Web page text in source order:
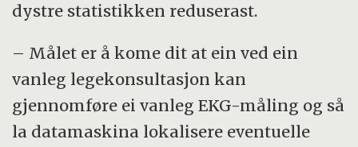
dystre statistikken reduserast.
– Målet er å kome dit at ein ved ein
vanleg legekonsultasjon kan
gjennomføre ei vanleg EKG-måling og så
la datamaskina lokalisere eventuelle